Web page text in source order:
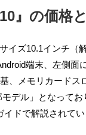
』の価格
イズ10.1インチ（
端末、左側面
、メモリカード
モデル」となって
ドで解説されて